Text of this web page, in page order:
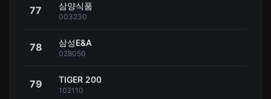
77 삼양식품
003230
78 삼성E&A
028050
79 TIGER 200
102110